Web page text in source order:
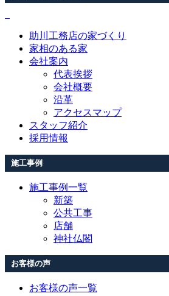
助川工務店の家づくり
家相のある家
会社案内
代表挨拶
会社概要
沿革
アクセスマップ
スタッフ紹介
採用情報
施工事例
施工事例一覧
新築
公共工事
店舗
神社仏閣
お客様の声
お客様の声一覧